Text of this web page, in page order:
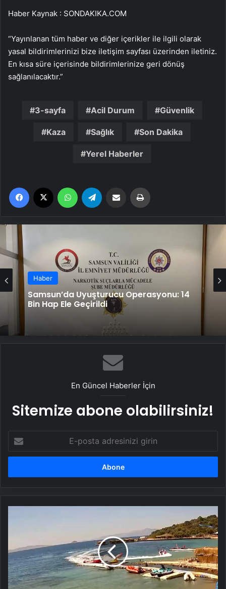
Haber Kaynak : SONDAKIKA.COM
“Yayınlanan tüm haber ve diğer içerikler ile ilgili olarak
yasal bildirimlerinizi bize iletişim sayfası üzerinden iletiniz.
En kısa süre içerisinde bildirimlerinize geri dönüş
sağlanılacaktır.”
3-sayfa Acil Durum Güvenlik
Kaza Sağlık Son Dakika
Yerel Haberler
Facebook WhatsApp Email'den paylaş
Haber
Samsun’da Uyuşturucu Operasyonu: 14
Bin Hap Ele Geçirildi
En Güncel Haberler İçin
Sitemize abone olabilirsiniz!
posta
adresinizi
3
Yaralı